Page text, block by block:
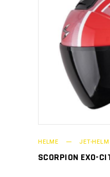
HELME JET-HELM
SCORPION EXO-